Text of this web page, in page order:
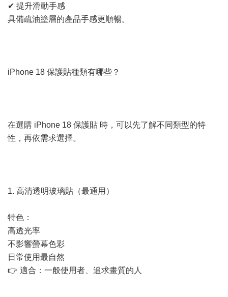
✔ 提升滑動手感
具備疏油塗層的產品手感更順暢。
iPhone 18 保護貼種類有哪些？
在選購 iPhone 18 保護貼 時，可以先了解不同類型的特
性，再依需求選擇。
1. 高清透明玻璃貼（最通用）
特色：
高透光率
不影響螢幕色彩
日常使用最自然
👉 適合：一般使用者、追求畫質的人